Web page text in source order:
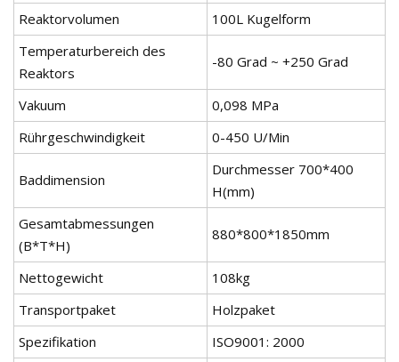
Reaktorvolumen
100L Kugelform
Temperaturbereich des
Reaktors
-80 Grad ~ +250 Grad
Vakuum
0,098 MPa
Rührgeschwindigkeit
0-450 U/Min
Baddimension
Durchmesser 700*400
H(mm)
Gesamtabmessungen
(B*T*H)
880*800*1850mm
Nettogewicht
108kg
Transportpaket
Holzpaket
Spezifikation
ISO9001: 2000